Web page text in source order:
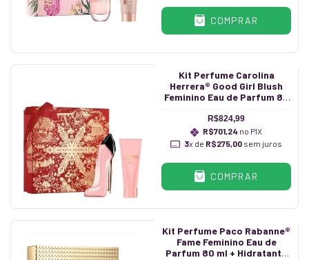
COMPRAR
Kit Perfume Carolina
Herrera® Good Girl Blush
Feminino Eau de Parfum 80
R$824,99
R$701,24 no PIX
3x de R$275,00sem juros
COMPRAR
Kit Perfume Paco Rabanne®
Fame Feminino Eau de
Parfum 80 ml + Hidratante